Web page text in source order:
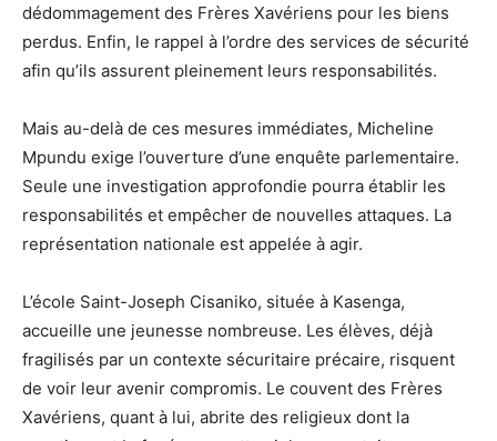
dédommagement des Frères Xavériens pour les biens
perdus. Enfin, le rappel à l’ordre des services de sécurité
afin qu’ils assurent pleinement leurs responsabilités.
Mais au-delà de ces mesures immédiates, Micheline
Mpundu exige l’ouverture d’une enquête parlementaire.
Seule une investigation approfondie pourra établir les
responsabilités et empêcher de nouvelles attaques. La
représentation nationale est appelée à agir.
L’école Saint-Joseph Cisaniko, située à Kasenga,
accueille une jeunesse nombreuse. Les élèves, déjà
fragilisés par un contexte sécuritaire précaire, risquent
de voir leur avenir compromis. Le couvent des Frères
Xavériens, quant à lui, abrite des religieux dont la